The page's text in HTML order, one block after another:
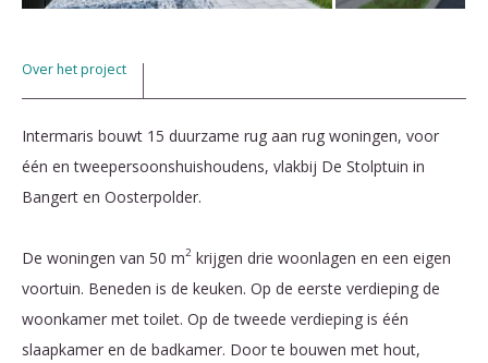
Over het project
Intermaris bouwt 15 duurzame rug aan rug woningen, voor
één en tweepersoonshuishoudens, vlakbij De Stolptuin in
Bangert en Oosterpolder.
De woningen van 50 m2 krijgen drie woonlagen en een eigen
voortuin. Beneden is de keuken. Op de eerste verdieping de
woonkamer met toilet. Op de tweede verdieping is één
slaapkamer en de badkamer. Door te bouwen met hout,